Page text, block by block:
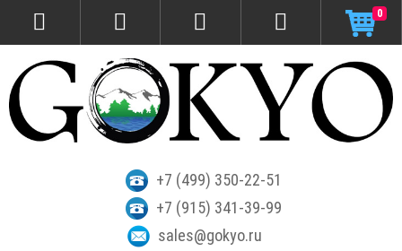
+7 (499) 350-22-51
+7 (915) 341-39-99
sales@gokyo.ru
0